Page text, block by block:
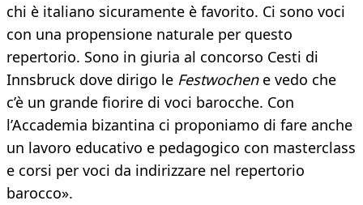
chi è italiano sicuramente è favorito. Ci sono voci
con una propensione naturale per questo
repertorio. Sono in giuria al concorso Cesti di
Innsbruck dove dirigo le Festwochene vedo che
c’è un grande fiorire di voci barocche. Con
l’Accademia bizantina ci proponiamo di fare anche
un lavoro educativo e pedagogico con masterclass
e corsi per voci da indirizzare nel repertorio
barocco».